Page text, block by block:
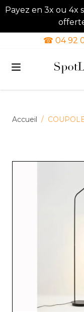
Payez en 3x ou 4x
☎ 04 92
Accueil /